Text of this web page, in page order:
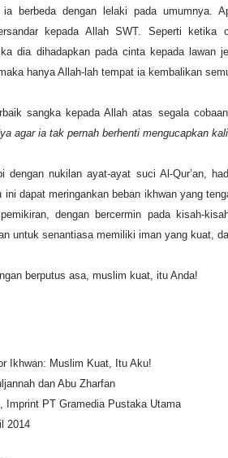
berbeda dengan lelaki pada umumnya.
kepada Allah SWT. Seperti ketika
dia dihadapkan pada cinta kepada lawan
hanya Allah-lah tempat ia kembalikan
sangka kepada Allah atas segala
agar ia tak pernah berhenti mengucapkan
dengan nukilan ayat-ayat suci Al-Qur’an,
ini dapat meringankan beban ikhwan yang
dengan bercermin pada kisah-
untuk senantiasa memiliki iman yang kuat,
berputus asa, muslim kuat, itu Anda!
Ikhwan: Muslim Kuat, Itu Aku!
dan Abu Zharfan
Imprint PT Gramedia Pustaka Utama
2014